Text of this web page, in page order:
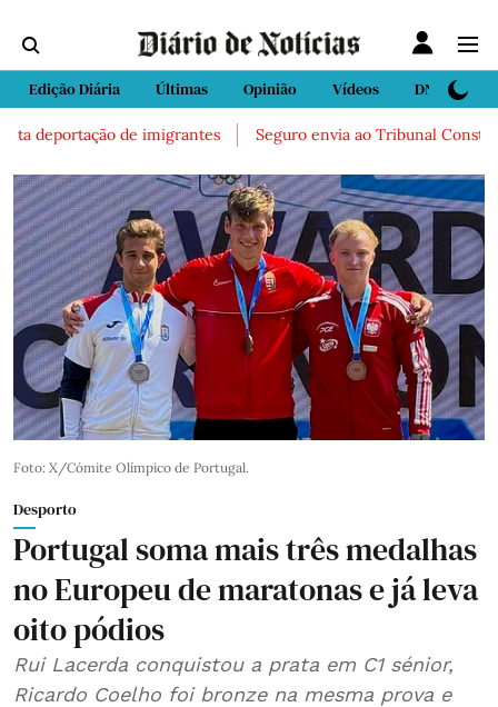
Edição Diária Últimas Opinião Vídeos DN Sport
deportação de imigrantes Seguro envia ao Tribunal
Foto: X/Cómite Olímpico de Portugal.
Desporto
Portugal soma mais três medalhas
no Europeu de maratonas e já leva
oito pódios
Rui Lacerda conquistou a prata em C1 sénior,
Ricardo Coelho foi bronze na mesma prova e